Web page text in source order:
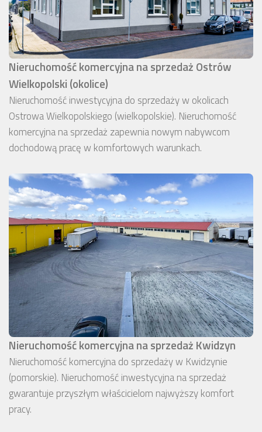
Nieruchomość komercyjna na sprzedaż Ostrów
Wielkopolski (okolice)
Nieruchomość inwestycyjna do sprzedaży w okolicach
Ostrowa Wielkopolskiego (wielkopolskie). Nieruchomość
komercyjna na sprzedaż zapewnia nowym nabywcom
dochodową pracę w komfortowych warunkach.
Nieruchomość komercyjna na sprzedaż Kwidzyn
Nieruchomość komercyjna do sprzedaży w Kwidzynie
(pomorskie). Nieruchomość inwestycyjna na sprzedaż
gwarantuje przyszłym właścicielom najwyższy komfort
pracy.